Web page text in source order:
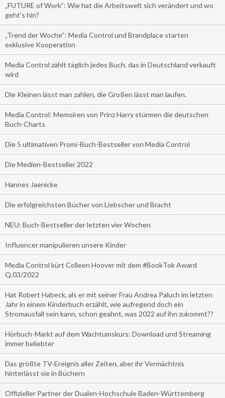
„FUTURE of Work”: Wie hat die Arbeitswelt sich verändert und wo
geht’s hin?
„Trend der Woche“: Media Control und Brandplace starten
exklusive Kooperation
Media Control zählt täglich jedes Buch, das in Deutschland verkauft
wird
Die Kleinen lässt man zahlen, die Großen lässt man laufen.
Media Control: Memoiren von Prinz Harry stürmen die deutschen
Buch-Charts
Die 5 ultimativen Promi-Buch-Bestseller von Media Control
Die Medien-Bestseller 2022
Hannes Jaenicke
Die erfolgreichsten Bücher von Liebscher und Bracht
NEU: Buch-Bestseller der letzten vier Wochen
Influencer manipulieren unsere Kinder
Media Control kürt Colleen Hoover mit dem #BookTok Award
Q.03/2022
Hat Robert Habeck, als er mit seiner Frau Andrea Paluch im letzten
Jahr in einem Kinderbuch erzählt, wie aufregend doch ein
Stromausfall sein kann, schon geahnt, was 2022 auf ihn zukommt??
Hörbuch-Markt auf dem Wachtumskurs: Download und Streaming
immer beliebter
Das größte TV-Ereignis aller Zeiten, aber ihr Vermächtnis
hinterlässt sie in Büchern
Offizieller Partner der Dualen-Hochschule Baden-Württemberg